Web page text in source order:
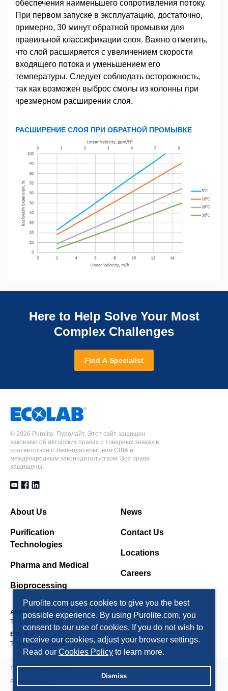
обеспечения наименьшего сопротивления потоку.
При первом запуске в эксплуатацию, достаточно,
примерно, 30 минут обратной промывки для
правильной классификации слоя. Важно отметить,
что слой расширяется с увеличением скорости
входящего потока и уменьшением его
температуры. Следует соблюдать осторожность,
так как возможен выброс смолы из колонны при
чрезмерном расширении слоя.
РАСШИРЕНИЕ СЛОЯ ПРИ ОБРАТНОЙ ПРОМЫВКЕ
Purolite.com uses cookies to give you the best
possible experience. By using Purolite.com, you
consent to our use of cookies. If you do not wish to
receive our cookies, adjust your browser settings.
Read our Cookies Policy to learn more.
Dismiss
Here to Help Solve Your Most
Complex Challenges
Find A Specialist
© 2026 Purolite. Пуролайт. Этот сайт защищен
законами об авторских правах и товарных знаках в
соответствии с законодательством США и
международным законодательством. Все права
защищены.
About Us
Purification
Technologies
Pharma and Medical
Bioprocessing
News
Contact Us
Locations
Careers
AMERICAS
T +1 610 668 9090
ASIA PACIFIC
T +86 571 876 31382
EMEA
T +44 1443 229334
T +7 495 363 5056
TERMS AND CONDITIONS
PRIVACY POLICY